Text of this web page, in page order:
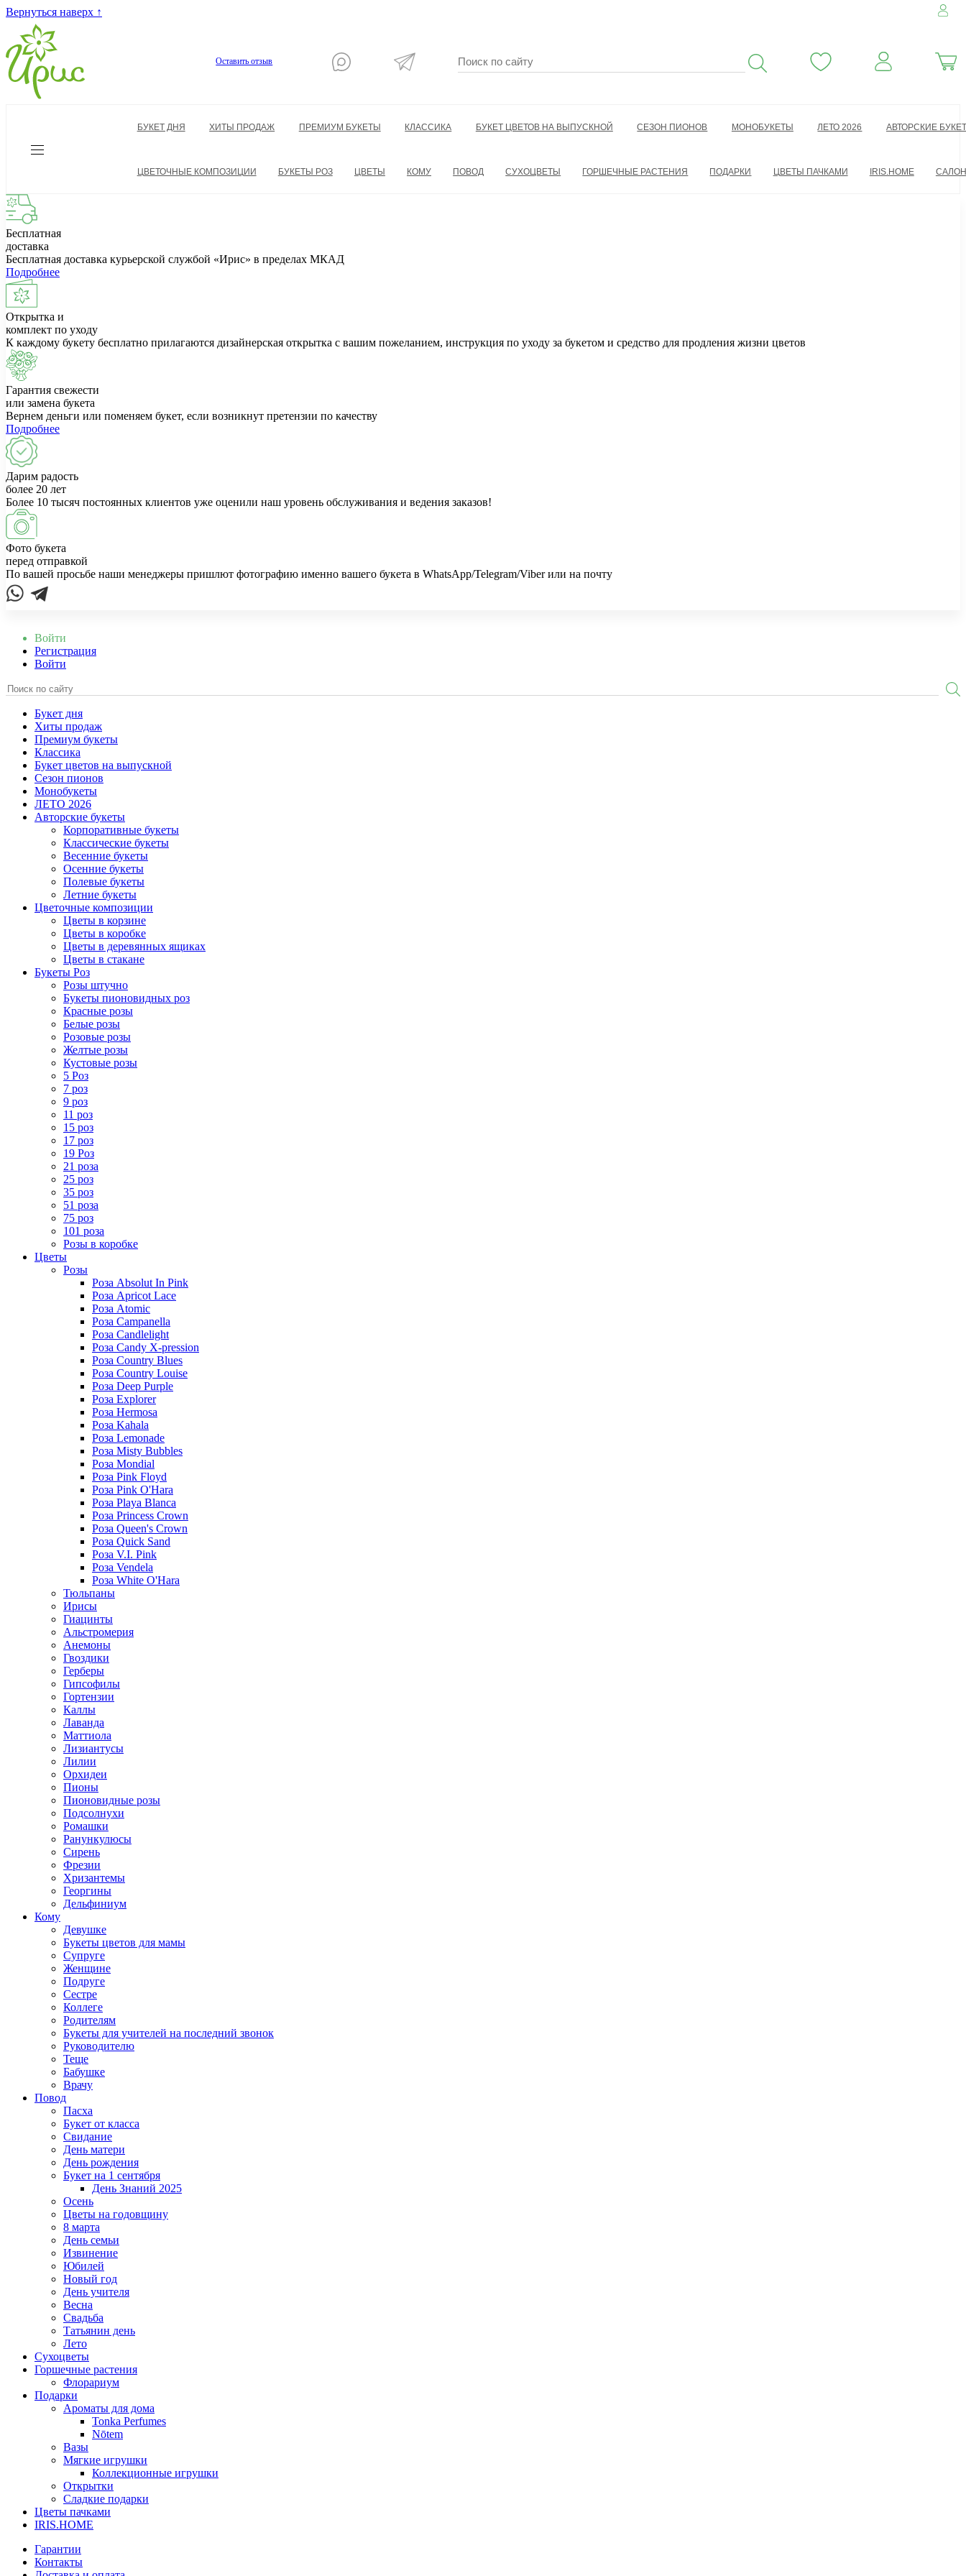
Вернуться наверх ↑
Оставить отзыв
БУКЕТ ДНЯ ХИТЫ ПРОДАЖ ПРЕМИУМ БУКЕТЫ КЛАССИКА БУКЕТ ЦВЕТОВ НА ВЫПУСКНОЙ СЕЗОН ПИОНОВ МОНОБУКЕТЫ ЛЕТО 2026 АВТОРСКИЕ
ЦВЕТОЧНЫЕ КОМПОЗИЦИИ БУКЕТЫ РОЗ ЦВЕТЫ КОМУ ПОВОД СУХОЦВЕТЫ ГОРШЕЧНЫЕ РАСТЕНИЯ ПОДАРКИ ЦВЕТЫ ПАЧКАМИ IRIS.HOME
Бесплатная
доставка
Бесплатная доставка курьерской службой «Ирис» в пределах МКАД
Подробнее
Открытка и
комплект по уходу
К каждому букету бесплатно прилагаются дизайнерская открытка с вашим пожеланием, инструкция по уходу за букетом и средство для продления жизни цветов
Гарантия свежести
или замена букета
Вернем деньги или поменяем букет, если возникнут претензии по качеству
Подробнее
Дарим радость
более 20 лет
Более 10 тысяч постоянных клиентов уже оценили наш уровень обслуживания и ведения заказов!
Фото букета
перед отправкой
По вашей просьбе наши менеджеры пришлют фотографию именно вашего букета в WhatsApp/Telegram/Viber или на почту
Войти
Регистрация
Войти
Букет дня
Хиты продаж
Премиум букеты
Классика
Букет цветов на выпускной
Сезон пионов
Монобукеты
ЛЕТО 2026
Авторские букеты
Корпоративные букеты
Классические букеты
Весенние букеты
Осенние букеты
Полевые букеты
Летние букеты
Цветочные композиции
Цветы в корзине
Цветы в коробке
Цветы в деревянных ящиках
Цветы в стакане
Букеты Роз
Розы штучно
Букеты пионовидных роз
Красные розы
Белые розы
Розовые розы
Желтые розы
Кустовые розы
5 Роз
7 роз
9 роз
11 роз
15 роз
17 роз
19 Роз
21 роза
25 роз
35 роз
51 роза
75 роз
101 роза
Розы в коробке
Цветы
Розы
Роза Absolut In Pink
Роза Apricot Lace
Роза Atomic
Роза Campanella
Роза Candlelight
Роза Candy X-pression
Роза Country Blues
Роза Country Louise
Роза Deep Purple
Роза Explorer
Роза Hermosa
Роза Kahala
Роза Lemonade
Роза Misty Bubbles
Роза Mondial
Роза Pink Floyd
Роза Pink O'Hara
Роза Playa Blanca
Роза Princess Crown
Роза Queen's Crown
Роза Quick Sand
Роза V.I. Pink
Роза Vendela
Роза White O'Hara
Тюльпаны
Ирисы
Гиацинты
Альстромерия
Анемоны
Гвоздики
Герберы
Гипсофилы
Гортензии
Каллы
Лаванда
Маттиола
Лизиантусы
Лилии
Орхидеи
Пионы
Пионовидные розы
Подсолнухи
Ромашки
Ранункулюсы
Сирень
Фрезии
Хризантемы
Георгины
Дельфиниум
Кому
Девушке
Букеты цветов для мамы
Супруге
Женщине
Подруге
Сестре
Коллеге
Родителям
Букеты для учителей на последний звонок
Руководителю
Теще
Бабушке
Врачу
Повод
Пасха
Букет от класса
Свидание
День матери
День рождения
Букет на 1 сентября
День Знаний 2025
Осень
Цветы на годовщину
8 марта
День семьи
Извинение
Юбилей
Новый год
День учителя
Весна
Свадьба
Татьянин день
Лето
Сухоцветы
Горшечные растения
Флорариум
Подарки
Ароматы для дома
Tonka Perfumes
Nōtem
Вазы
Мягкие игрушки
Коллекционные игрушки
Открытки
Сладкие подарки
Цветы пачками
IRIS.HOME
Гарантии
Контакты